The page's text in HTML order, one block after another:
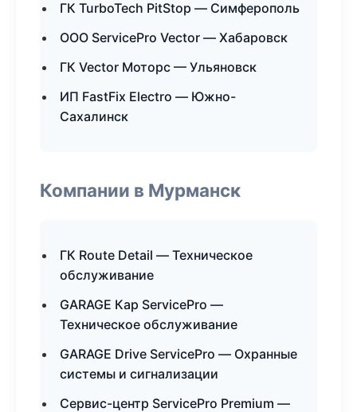
ГК TurboTech PitStop — Симферополь
ООО ServicePro Vector — Хабаровск
ГК Vector Моторс — Ульяновск
ИП FastFix Electro — Южно-
Сахалинск
Компании в Мурманск
ГК Route Detail — Техническое
обслуживание
GARAGE Кар ServicePro —
Техническое обслуживание
GARAGE Drive ServicePro — Охранные
системы и сигнализации
Сервис-центр ServicePro Premium —